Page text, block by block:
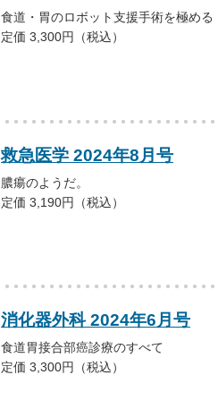
食道・胃のロボット支援手術を極める
定価 3,300円（税込）
救急医学 2024年8月号
膿瘍のようだ。
定価 3,190円（税込）
消化器外科 2024年6月号
食道胃接合部癌診療のすべて
定価 3,300円（税込）